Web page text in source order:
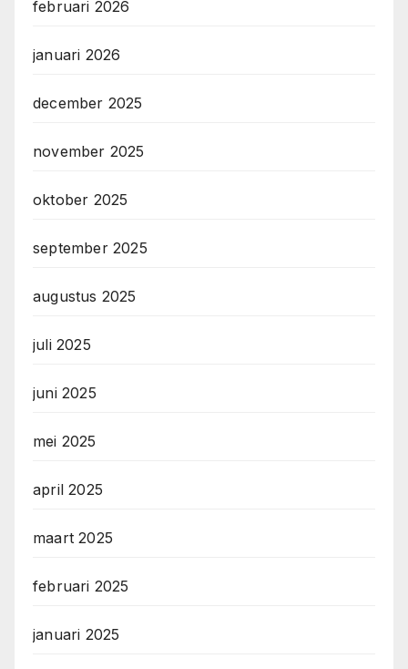
februari 2026
januari 2026
december 2025
november 2025
oktober 2025
september 2025
augustus 2025
juli 2025
juni 2025
mei 2025
april 2025
maart 2025
februari 2025
januari 2025